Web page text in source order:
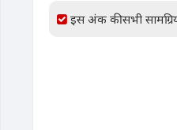
इस अंक की सभी